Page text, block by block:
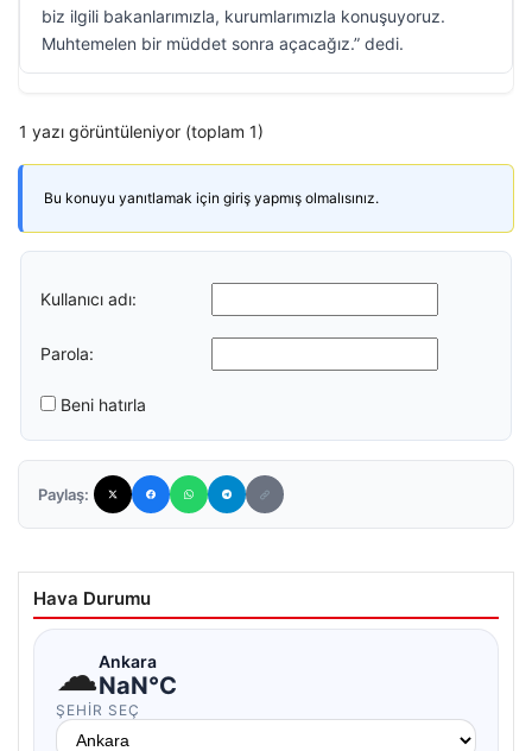
biz ilgili bakanlarımızla, kurumlarımızla konuşuyoruz.
Muhtemelen bir müddet sonra açacağız.” dedi.
1 yazı görüntüleniyor (toplam 1)
Bu konuyu yanıtlamak için giriş yapmış olmalısınız.
Kullanıcı adı:
Parola:
Beni hatırla
Paylaş:
Hava Durumu
☁Ankara
NaN°C
ŞEHIR SEÇ